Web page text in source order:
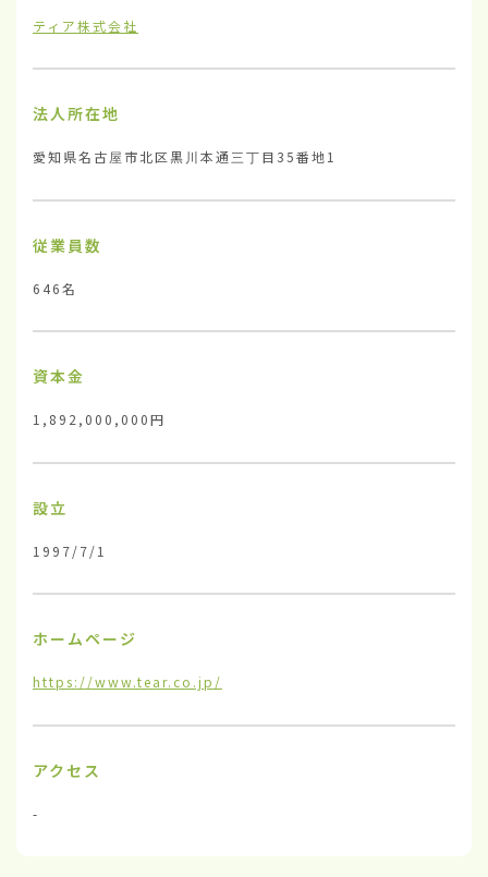
ティア株式会社
法人所在地
愛知県名古屋市北区黒川本通三丁目35番地1
従業員数
646名
資本金
1,892,000,000円
設立
1997/7/1
ホームページ
https://www.tear.co.jp/
アクセス
-